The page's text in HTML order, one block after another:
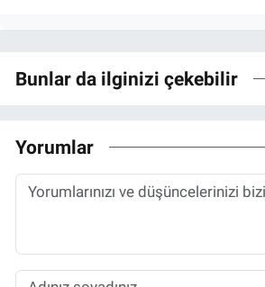
Bunlar da ilginizi çekebilir
Yorumlar